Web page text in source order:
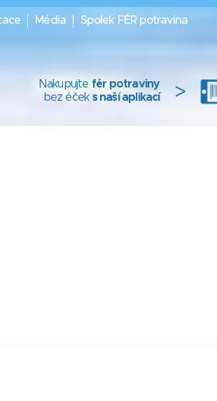
Média Spolek FÉR potravina
Nakupujte fér potraviny
bez éček s naší aplikací >